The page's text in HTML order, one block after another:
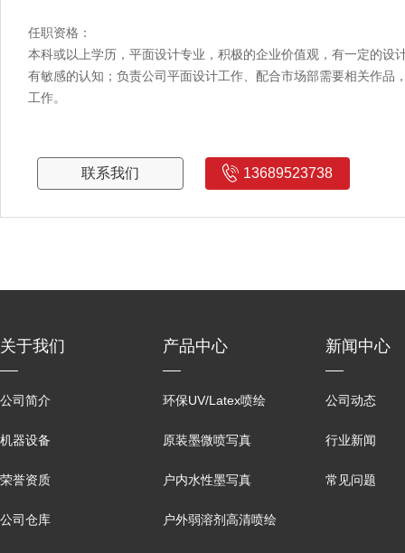
任职资格：
本科或以上学历，平面设计专业，积极的企业价值观，有一定的设
有敏感的认知；负责公司平面设计工作、配合市场部需要相关作品
工作。
联系我们 13689523738
关于我们
公司简介
机器设备
荣誉资质
公司仓库
产品中心
环保UV/Latex喷绘
原装墨微喷写真
户内水性墨写真
户外弱溶剂高清喷绘
新闻中心
公司动态
行业新闻
常见问题